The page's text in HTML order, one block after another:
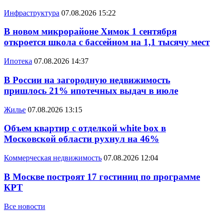
Инфраструктура 07.08.2026 15:22
В новом микрорайоне Химок 1 сентября
откроется школа с бассейном на 1,1 тысячу мест
Ипотека 07.08.2026 14:37
В России на загородную недвижимость
пришлось 21% ипотечных выдач в июле
Жилье 07.08.2026 13:15
Объем квартир с отделкой white box в
Московской области рухнул на 46%
Коммерческая недвижимость 07.08.2026 12:04
В Москве построят 17 гостиниц по программе
КРТ
Все новости